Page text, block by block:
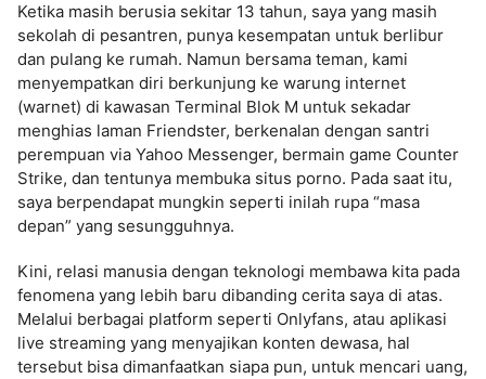
Ketika masih berusia sekitar 13 tahun, saya yang masih
sekolah di pesantren, punya kesempatan untuk berlibur
dan pulang ke rumah. Namun bersama teman, kami
menyempatkan diri berkunjung ke warung internet
(warnet) di kawasan Terminal Blok M untuk sekadar
menghias laman Friendster, berkenalan dengan santri
perempuan via Yahoo Messenger, bermain game Counter
Strike, dan tentunya membuka situs porno. Pada saat itu,
saya berpendapat mungkin seperti inilah rupa “masa
depan” yang sesungguhnya.
Kini, relasi manusia dengan teknologi membawa kita pada
fenomena yang lebih baru dibanding cerita saya di atas.
Melalui berbagai platform seperti Onlyfans, atau aplikasi
live streaming yang menyajikan konten dewasa, hal
tersebut bisa dimanfaatkan siapa pun, untuk mencari uang,